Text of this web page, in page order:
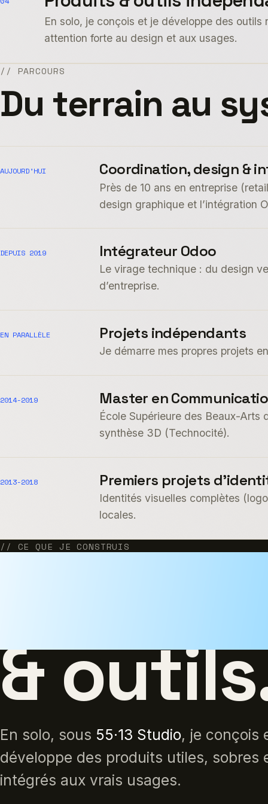
En solo, je conçois et je développe des outils
attention forte au design et aux usages.
// PARCOURS
Du terrain au
AUJOURD’HUI Coordination, design &
Près de 10 ans en entreprise
design graphique et l’intégration
DEPUIS 2019 Intégrateur Odoo
Le virage technique : du design
d’entreprise.
EN PARALLÈLE Projets indépendants
Je démarre mes propres projets
2014-2019 Master en
École Supérieure des Beaux-
synthèse 3D (Technocité).
2013-2018 Premiers projets
Identités visuelles complètes
locales.
// CE QUE JE CONSTRUIS
&
En solo, sous 55·13 Studio, je conçois
développe des produits utiles, sobres
intégrés aux vrais usages.